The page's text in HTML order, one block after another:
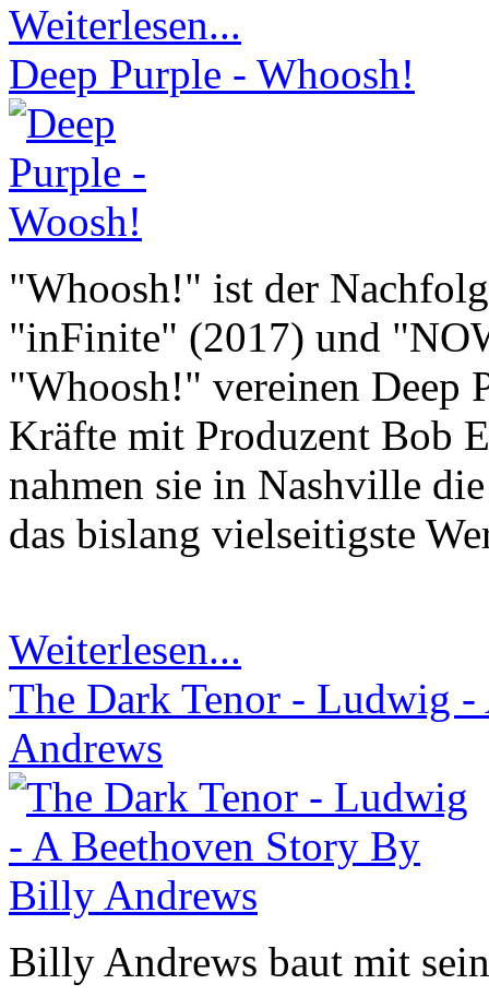
Weiterlesen...
Deep Purple - Whoosh!
"Whoosh!" ist der
"inFinite" (2017) und
"Whoosh!" vereinen Deep
Kräfte mit Produzent Bob
nahmen sie in Nashville
das bislang vielseitigste
Weiterlesen...
The Dark Tenor - Ludwig
Andrews
Billy Andrews baut mit